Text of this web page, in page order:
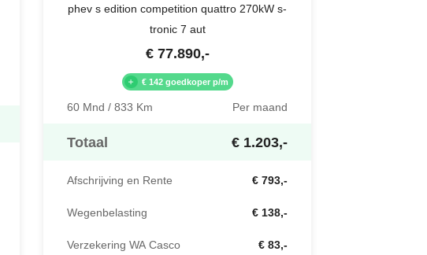
phev s edition competition quattro 270kW s-
tronic 7 aut
€ 77.890,-
€ 142 goedkoper p/m
60 Mnd / 833 Km Per maand
Totaal € 1.203,-
Afschrijving en Rente € 793,-
Wegenbelasting € 138,-
Verzekering WA Casco € 83,-